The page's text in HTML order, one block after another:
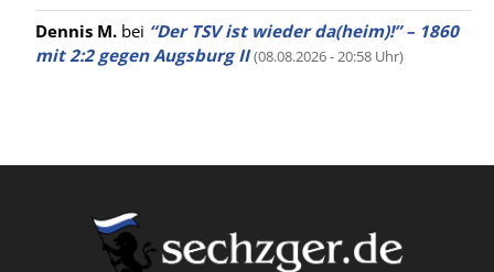
Dennis M. bei “Der TSV ist wieder da(heim)!” – 1860
mit 2:2 gegen Augsburg II (08.08.2026 - 20:58 Uhr)